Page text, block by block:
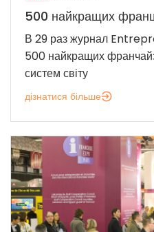
500 найкращих
В 29 раз журнал
500 найкращих
систем світу
дізнатися більше